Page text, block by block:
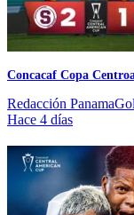
Concacaf Copa
Redacción PanamaGol
Hace 4 días